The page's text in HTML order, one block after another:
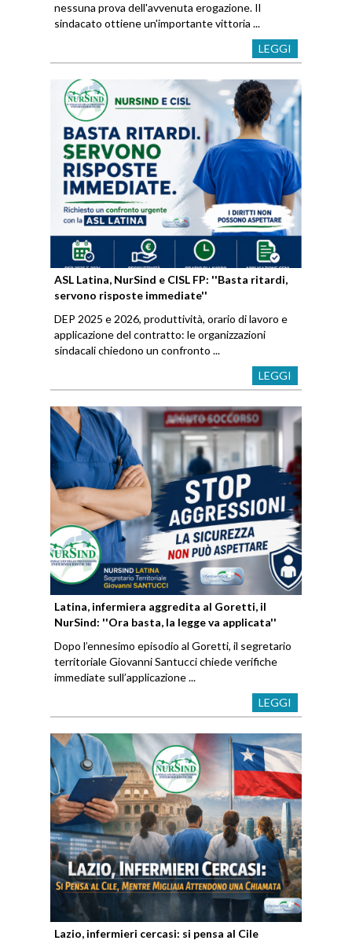
nessuna prova dell'avvenuta erogazione. Il
sindacato ottiene un'importante vittoria ...
LEGGI
ASL Latina, NurSind e CISL FP: ''Basta ritardi,
servono risposte immediate''
DEP 2025 e 2026, produttività, orario di lavoro e
applicazione del contratto: le organizzazioni
sindacali chiedono un confronto ...
LEGGI
Latina, infermiera aggredita al Goretti, il
NurSind: ''Ora basta, la legge va applicata''
Dopo l’ennesimo episodio al Goretti, il segretario
territoriale Giovanni Santucci chiede verifiche
immediate sull’applicazione ...
LEGGI
Lazio, infermieri cercasi: si pensa al Cile